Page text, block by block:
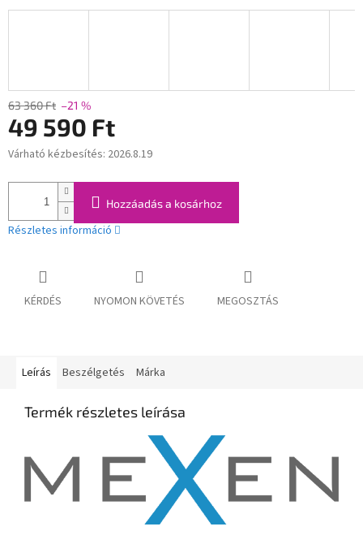
63 360 Ft –21 %
49 590 Ft
Egységár:
Várható kézbesítés: 2026.8.19
Hozzáadás a kosárhoz
Részletes információ
KÉRDÉS NYOMON KÖVETÉS MEGOSZTÁS
Leírás Beszélgetés Márka
Termék részletes leírása